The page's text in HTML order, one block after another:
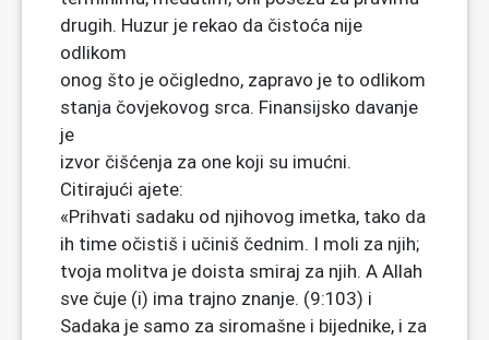
drugih. Huzur je rekao da čistoća nije
odlikom
onog što je očigledno, zapravo je to odlikom
stanja čovjekovog srca. Finansijsko davanje
je
izvor čišćenja za one koji su imućni.
Citirajući ajete:
«Prihvati sadaku od njihovog imetka, tako da
ih time očistiš i učiniš čednim. I moli za njih;
tvoja molitva je doista smiraj za njih. A Allah
sve čuje (i) ima trajno znanje. (9:103) i
Sadaka je samo za siromašne i bijednike, i za